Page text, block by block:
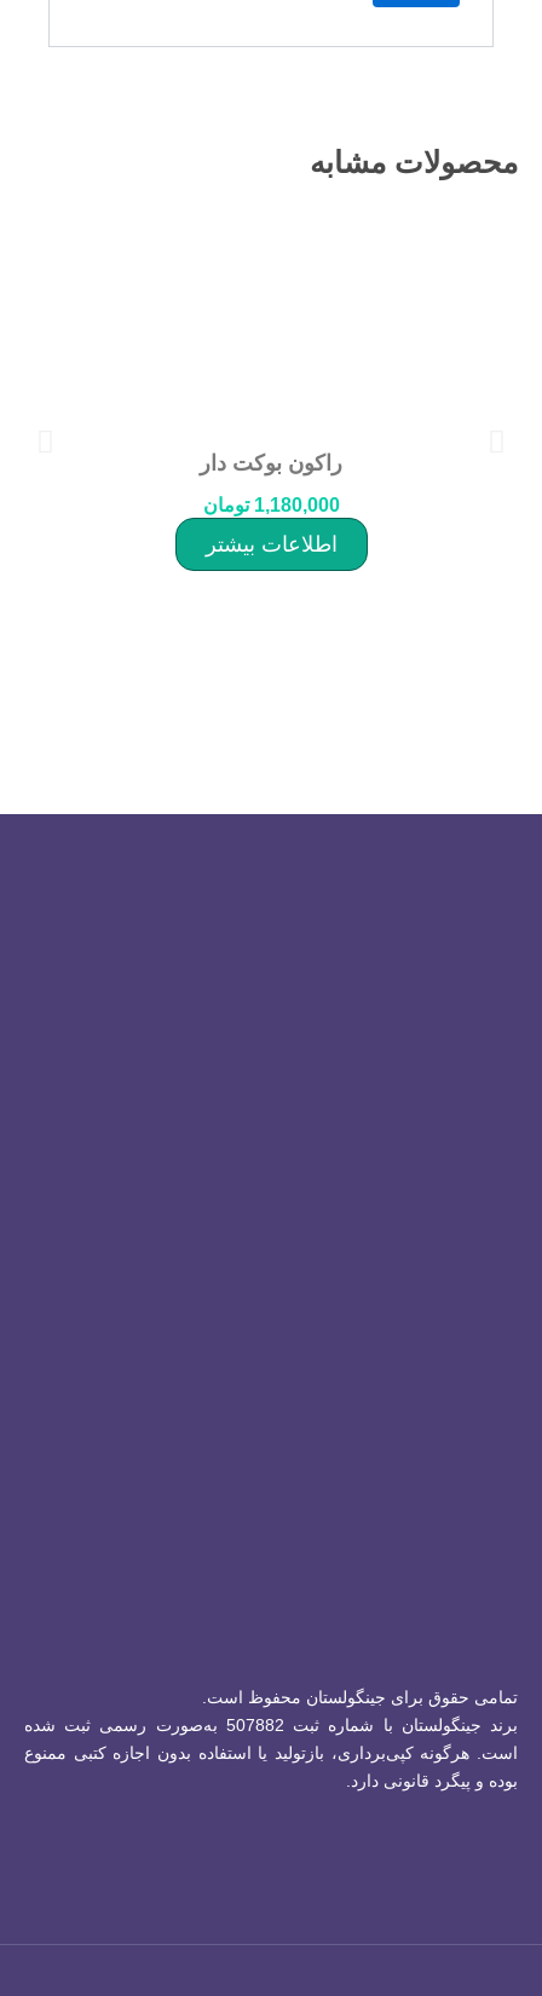
محصولات مشابه
راکون بوکت دار
1,180,000 تومان
اطلاعات بیشتر
تمامی حقوق برای جینگولستان محفوظ است.
برند جینگولستان با شماره ثبت 507882 به‌صورت رسمی ثبت شده
است. هرگونه کپی‌برداری، بازتولید یا استفاده بدون اجازه کتبی ممنوع
بوده و پیگرد قانونی دارد.